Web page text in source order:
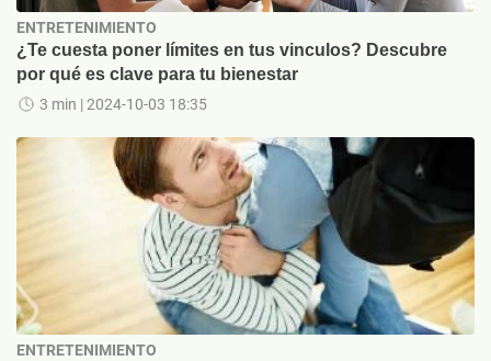
ENTRETENIMIENTO
¿Te cuesta poner límites en tus vinculos? Descubre
por qué es clave para tu bienestar
3 min | 2024-10-03 18:35
ENTRETENIMIENTO